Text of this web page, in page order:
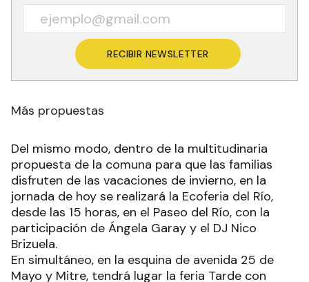
RECIBIR NEWSLETTER
Más propuestas
Del mismo modo, dentro de la multitudinaria
propuesta de la comuna para que las familias
disfruten de las vacaciones de invierno, en la
jornada de hoy se realizará la Ecoferia del Río,
desde las 15 horas, en el Paseo del Río, con la
participación de Ángela Garay y el DJ Nico
Brizuela.
En simultáneo, en la esquina de avenida 25 de
Mayo y Mitre, tendrá lugar la feria Tarde con